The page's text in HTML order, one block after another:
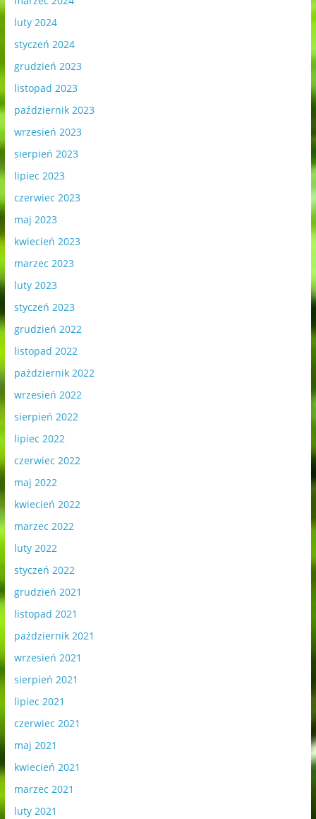
luty 2024
styczeń 2024
grudzień 2023
listopad 2023
październik 2023
wrzesień 2023
sierpień 2023
lipiec 2023
czerwiec 2023
maj 2023
kwiecień 2023
marzec 2023
luty 2023
styczeń 2023
grudzień 2022
listopad 2022
październik 2022
wrzesień 2022
sierpień 2022
lipiec 2022
czerwiec 2022
maj 2022
kwiecień 2022
marzec 2022
luty 2022
styczeń 2022
grudzień 2021
listopad 2021
październik 2021
wrzesień 2021
sierpień 2021
lipiec 2021
czerwiec 2021
maj 2021
kwiecień 2021
marzec 2021
luty 2021